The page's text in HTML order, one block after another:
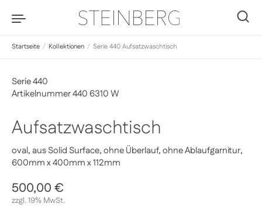
Startseite / Kollektionen / Serie 440 Aufsatzwaschtisch
Aufsatzwaschtisch
oval, aus Solid Surface, ohne Überlauf, ohne Ablaufgarnitur,
600mm x 400mm x 112mm
Serie 440
Artikelnummer 440 6310 W
Regulärer Preis
500,00 €
zzgl. 19% MwSt.